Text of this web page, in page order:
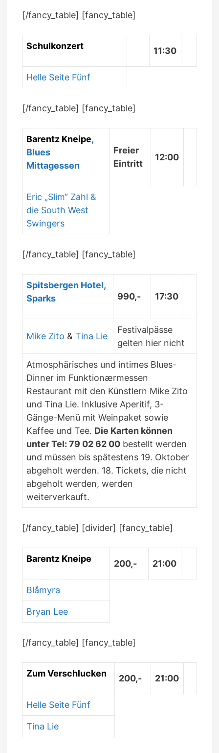
[/fancy_table] [fancy_table]
Schulkonzert 11:30
Helle Seite Fünf
[/fancy_table] [fancy_table]
Barentz Kneipe,
Blues
Mittagessen
Freier
Eintritt
12:00
Eric „Slim“ Zahl &
die South West
Swingers
[/fancy_table] [fancy_table]
Spitsbergen Hotel,
Sparks
990,- 17:30
Mike Zito & Tina Lie
Festivalpässe
gelten hier nicht
Atmosphärisches und intimes Blues-
Dinner im Funktionærmessen
Restaurant mit den Künstlern Mike Zito
und Tina Lie. Inklusive Aperitif, 3-
Gänge-Menü mit Weinpaket sowie
Kaffee und Tee. Die Karten können
unter Tel: 79 02 62 00 bestellt werden
und müssen bis spätestens 19. Oktober
abgeholt werden. 18. Tickets, die nicht
abgeholt werden, werden
weiterverkauft.
[/fancy_table] [divider] [fancy_table]
Barentz Kneipe 200,- 21:00
Blåmyra
Bryan Lee
[/fancy_table] [fancy_table]
Zum Verschlucken 200,- 21:00
Helle Seite Fünf
Tina Lie